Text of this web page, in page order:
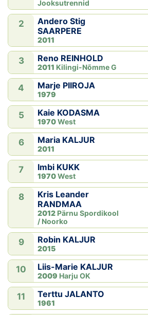
Jooksutrennid
2
Andero Stig
SAARPERE
2011
3 Reno REINHOLD
2011 Kilingi-Nõmme G
4 Marje PIIROJA
1979
5 Kaie KODASMA
1970West
6 Maria KALJUR
2011
7 Imbi KUKK
1970West
8
Kris Leander
RANDMAA
2012 Pärnu Spordikool
/ Noorko
9 Robin KALJUR
2015
10 Liis-Marie KALJUR
2009 Harju OK
11 Terttu JALANTO
1961